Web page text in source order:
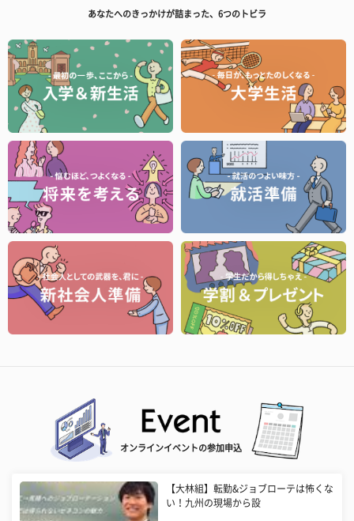
あなたへのきっかけが詰まった、6つのトビラ
オンラインイベントの参加申込
【大林組】転勤&ジョブローテは怖くな
い！九州の現場から設